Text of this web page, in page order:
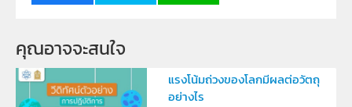
คุณอาจจะสนใจ
แรงโน้มถ่วงของโลกมีผลต่อวัตถุ
อย่างไร